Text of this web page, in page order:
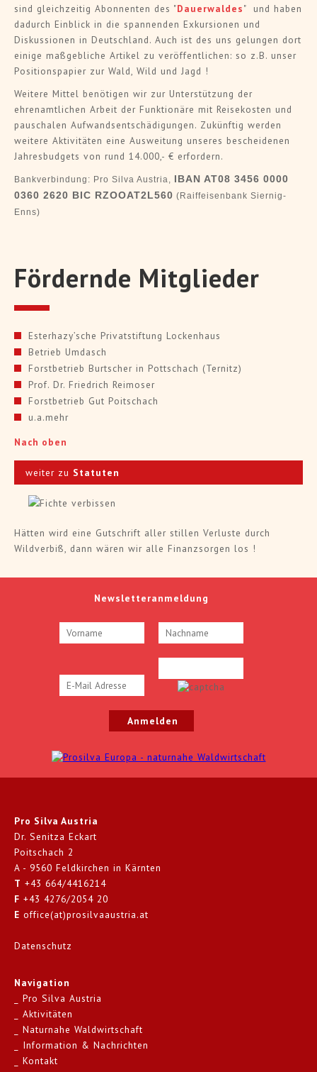
sind gleichzeitig Abonnenten des "Dauerwaldes" und haben
dadurch Einblick in die spannenden Exkursionen und
Diskussionen in Deutschland. Auch ist des uns gelungen dort
einige maßgebliche Artikel zu veröffentlichen: so z.B. unser
Positionspapier zur Wald, Wild und Jagd !
Weitere Mittel benötigen wir zur Unterstützung der
ehrenamtlichen Arbeit der Funktionäre mit Reisekosten und
pauschalen Aufwandsentschädigungen. Zukünftig werden
weitere Aktivitäten eine Ausweitung unseres bescheidenen
Jahresbudgets von rund 14.000,- € erfordern.
Bankverbindung: Pro Silva Austria, IBAN AT08 3456 0000
0360 2620 BIC RZOOAT2L560 (Raiffeisenbank Siernig-
Enns)
Fördernde Mitglieder
Esterhazy’sche Privatstiftung Lockenhaus
Betrieb Umdasch
Forstbetrieb Burtscher in Pottschach (Ternitz)
Prof. Dr. Friedrich Reimoser
Forstbetrieb Gut Poitschach
u.a.mehr
Nach oben
weiter zu Statuten
Hätten wird eine Gutschrift aller stillen Verluste durch
Wildverbiß, dann wären wir alle Finanzsorgen los !
Newsletteranmeldung
Pro Silva Austria
Dr. Senitza Eckart
Poitschach 2
A - 9560 Feldkirchen in Kärnten
T +43 664/4416214
F +43 4276/2054 20
E office(at)prosilvaaustria.at
Datenschutz
Navigation
Pro Silva Austria
Aktivitäten
Naturnahe Waldwirtschaft
Information & Nachrichten
Kontakt